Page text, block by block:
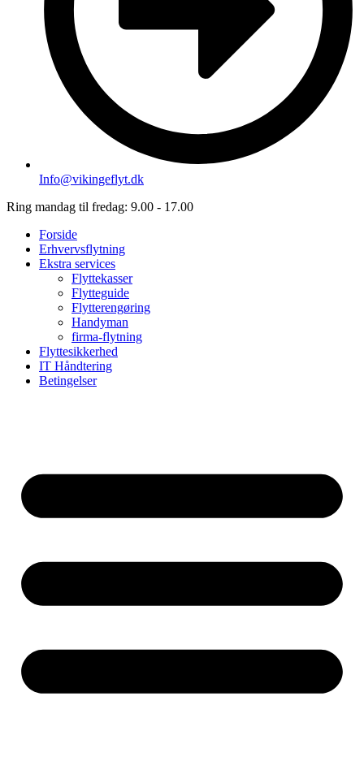
Info@vikingeflyt.dk
Ring mandag til fredag: 9.00 - 17.00
Forside
Erhvervsflytning
Ekstra services
Flyttekasser
Flytteguide
Flytterengøring
Handyman
firma-flytning
Flyttesikkerhed
IT Håndtering
Betingelser